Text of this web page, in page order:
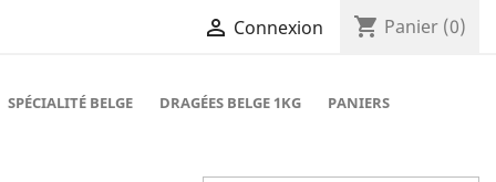
 Connexion shopping_cart Panier (0)
SPÉCIALITÉ BELGE DRAGÉES BELGE 1KG PANIERS